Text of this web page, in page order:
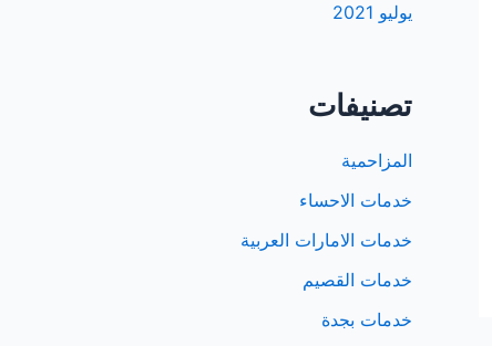
يوليو 2021
تصنيفات
المزاحمية
خدمات الاحساء
خدمات الامارات العربية
خدمات القصيم
خدمات بجدة